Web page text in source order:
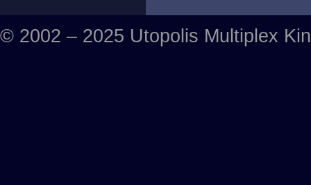
© 2002 – 2025 Utopolis Multiplex